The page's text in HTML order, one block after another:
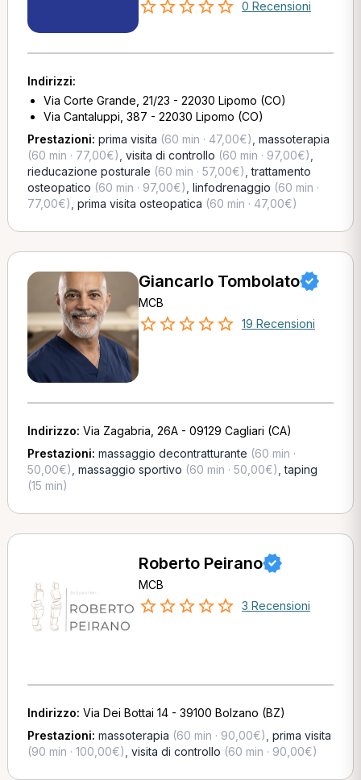
0 Recensioni
Indirizzi:
Via Corte Grande, 21/23 - 22030 Lipomo (CO)
Via Cantaluppi, 387 - 22030 Lipomo (CO)
Prestazioni: prima visita (60 min · 47,00€) massoterapia
(60 min · 77,00€) visita di controllo (60 min · 97,00€)
rieducazione posturale (60 min · 57,00€) ,trattamento
osteopatico (60 min · 97,00€) linfodrenaggio (60 min ·
77,00€) prima visita osteopatica (60 min · 47,00€)
Giancarlo Tombolato
MCB
19 Recensioni
Indirizzo: Via Zagabria, 26A - 09129 Cagliari (CA)
Prestazioni: massaggio decontratturante (60 min ·
50,00€) massaggio sportivo (60 min · 50,00€) ,taping
(15 min)
Roberto Peirano
MCB
3 Recensioni
Indirizzo: Via Dei Bottai 14 - 39100 Bolzano (BZ)
Prestazioni: massoterapia (60 min · 90,00€) prima visita
(90 min · 100,00€) visita di controllo (60 min · 90,00€)